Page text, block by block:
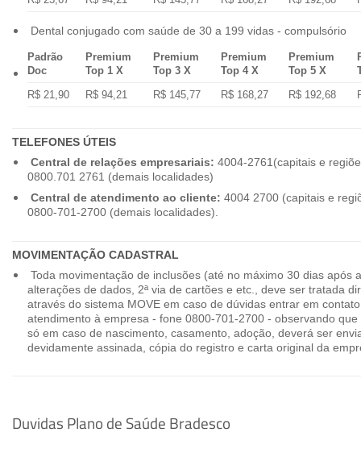
Dental conjugado com saúde de 30 a 199 vidas - compulsório
Padrão
Doc
Premium
Top 1 X
Premium
Top 3 X
Premium
Top 4 X
Premium
Top 5 X
R$ 21,90
R$ 94,21 R$ 145,77 R$ 168,27 R$ 192,68
TELEFONES ÚTEIS
Central de relações empresariais: 4004-2761(capitais e
0800.701 2761 (demais localidades)
Central de atendimento ao cliente: 4004 2700 (capitais e
0800-701-2700 (demais localidades).
MOVIMENTAÇÃO CADASTRAL
Toda movimentação de inclusões (até no máximo 30 dias após
alterações de dados, 2ª via de cartões e etc., deve ser tratada
através do sistema MOVE em caso de dúvidas entrar em
atendimento à empresa - fone 0800-701-2700 - observando
só em caso de nascimento, casamento, adoção, deverá ser
devidamente assinada, cópia do registro e carta original da
Duvidas Plano de Saúde Bradesco